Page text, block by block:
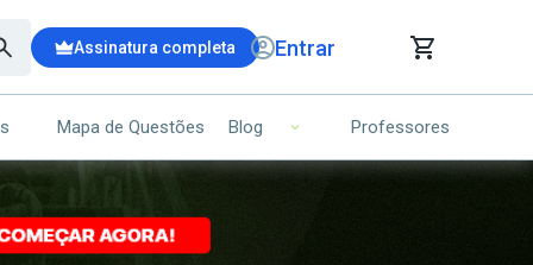
Assinatura completa Entrar
DE COMPRAS
(00)
Mapa de Questões Blog Professores